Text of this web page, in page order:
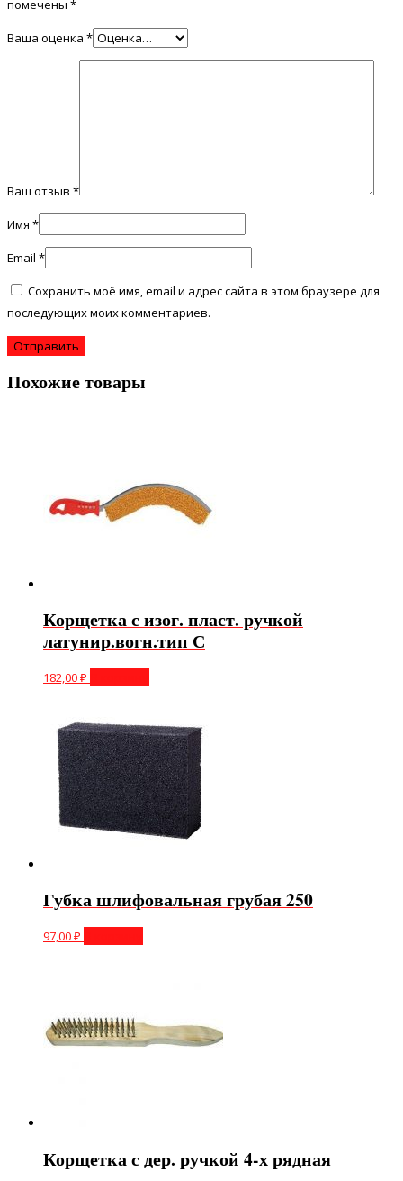
помечены *
Ваша оценка *
Ваш отзыв *
Имя *
Email *
Сохранить моё имя, email и адрес сайта в этом браузере для
последующих моих комментариев.
Похожие товары
Корщетка с изог. пласт. ручкой
латунир.вогн.тип С
182,00₽
Губка шлифовальная грубая 250
97,00₽
Корщетка с дер. ручкой 4-х рядная